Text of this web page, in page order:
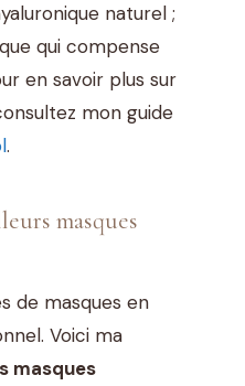
naturel ;
qui compense
en savoir plus sur
mon guide
.
masques
de masques en
Voici ma
masques